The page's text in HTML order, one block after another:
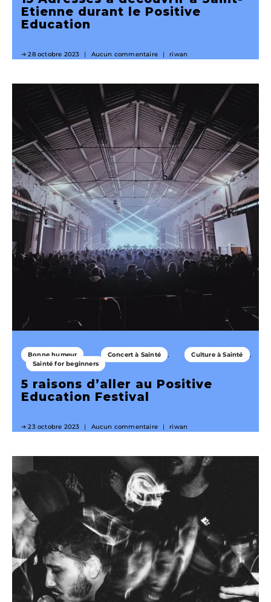
Etienne durant le Positive
Education
28 octobre 2023 Aucun commentaire riwan
Bonne humeur Concert à Sainté
Culture à Sainté
Sainté for beginners
5 raisons d’aller au Positive
Education Festival
23 octobre 2023 Aucun commentaire riwan